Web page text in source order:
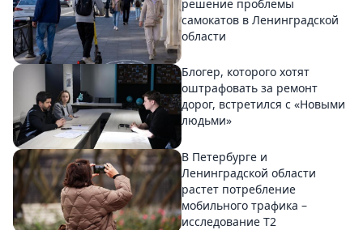
решение проблемы
самокатов в Ленинградской
области
Блогер, которого хотят
оштрафовать за ремонт
дорог, встретился с «Новыми
людьми»
В Петербурге и
Ленинградской области
растет потребление
мобильного трафика –
исследование T2